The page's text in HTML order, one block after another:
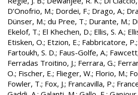
D’Onofrio, M.; Dordei, F.; Drago, A.;
Dünser, M.; du Pree, T.; Durante, M.;
Ekelof, T.; El Khechen, D.; Ellis, S. A.;
Etisken, O.; Etzion, E.; Fabbricatore, P.;
Fartoukh, S. D.; Faus-Golfe, A.;
Ferradas Troitino, J.; Ferrara, G.;
O.; Fischer, E.; Flieger, W.; Florio, M.;
Fowler, T.; Fox, J.; Francavilla, P.;